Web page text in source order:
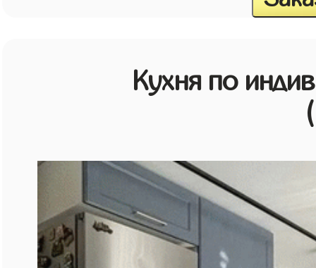
Кухня по